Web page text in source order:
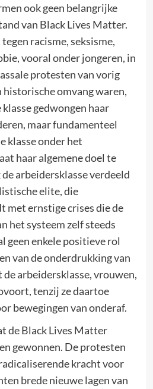
ook geen belangrijke
van Black Lives Matter.
racisme, seksisme,
vooral onder jongeren, in
protesten van vorig
historische omvang waren,
gedwongen haar
maar fundamenteel
klasse onder het
haar algemene doel te
arbeidersklasse verdeeld
elite, die
met ernstige crises die de
het systeem zelf steeds
geen enkele positieve rol
van de onderdrukking van
arbeidersklasse, vrouwen,
tenzij ze daartoe
bewegingen van onderaf.
de Black Lives Matter
gewonnen. De protesten
kracht voor
brede nieuwe lagen van